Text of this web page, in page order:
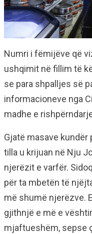
Numri i fëmijëve që
ushqimit në fillim të
se para shpalljes së
informacioneve nga
madhe e
Gjatë masave
tilla u krijuan në Nju
njerëzit e varfër.
për ta mbetën të
më shumë njerëzve.
gjithnjë e më e
mjaftueshëm, sepse